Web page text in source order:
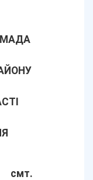
смт.